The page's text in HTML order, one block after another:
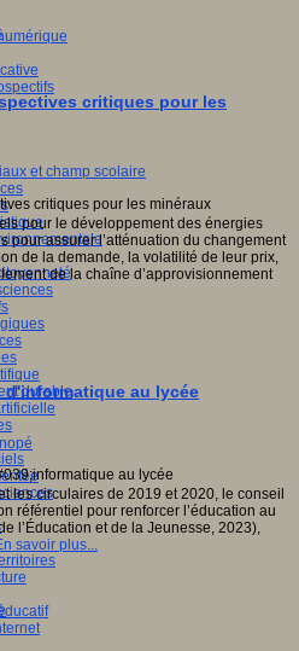
et champ scolaire
durable
critiques pour les
pour le développement des énergies
pour assurer l’atténuation du changement
de la demande, la volatilité de leur prix,
de la chaîne d’approvisionnement
d'informatique au lycée
les circulaires de 2019 et 2020, le conseil
référentiel pour renforcer l’éducation au
l’Éducation et de la Jeunesse, 2023),
savoir plus...